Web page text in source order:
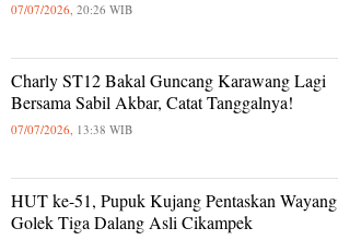
07/07/2026, 20:26 WIB
Charly ST12 Bakal Guncang Karawang Lagi
Bersama Sabil Akbar, Catat Tanggalnya!
07/07/2026, 13:38 WIB
HUT ke-51, Pupuk Kujang Pentaskan Wayang
Golek Tiga Dalang Asli Cikampek